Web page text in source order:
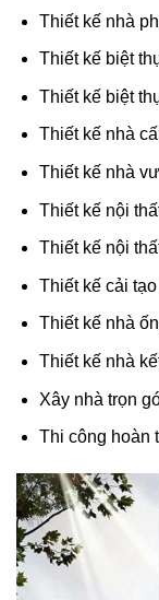
Thiết kế nhà
Thiết kế biệt
Thiết kế biệt
Thiết kế nhà
Thiết kế nhà
Thiết kế nội
Thiết kế nội
Thiết kế cải
Thiết kế nhà
Thiết kế nhà
Xây nhà trọn
Thi công hoàn